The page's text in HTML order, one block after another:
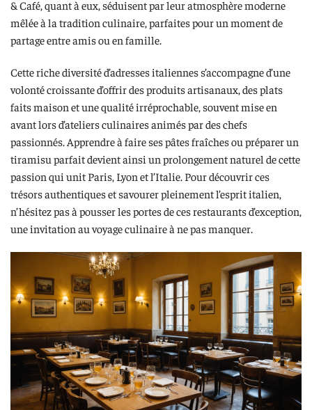
& Café, quant à eux, séduisent par leur atmosphère moderne
mêlée à la tradition culinaire, parfaites pour un moment de
partage entre amis ou en famille.
Cette riche diversité d’adresses italiennes s’accompagne d’une
volonté croissante d’offrir des produits artisanaux, des plats
faits maison et une qualité irréprochable, souvent mise en
avant lors d’ateliers culinaires animés par des chefs
passionnés. Apprendre à faire ses pâtes fraîches ou préparer un
tiramisu parfait devient ainsi un prolongement naturel de cette
passion qui unit Paris, Lyon et l’Italie. Pour découvrir ces
trésors authentiques et savourer pleinement l’esprit italien,
n’hésitez pas à pousser les portes de ces restaurants d’exception,
une invitation au voyage culinaire à ne pas manquer.